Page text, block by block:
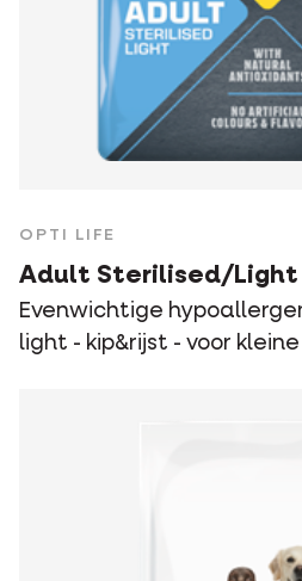
OPTI LIFE
Adult Sterilised/Light
Evenwichtige
light - kip&rijst - voor kleine